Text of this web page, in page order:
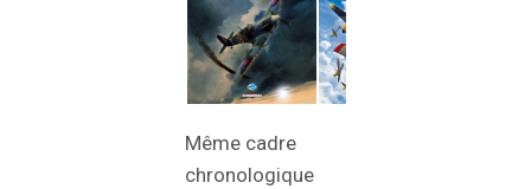
Même cadre
chronologique